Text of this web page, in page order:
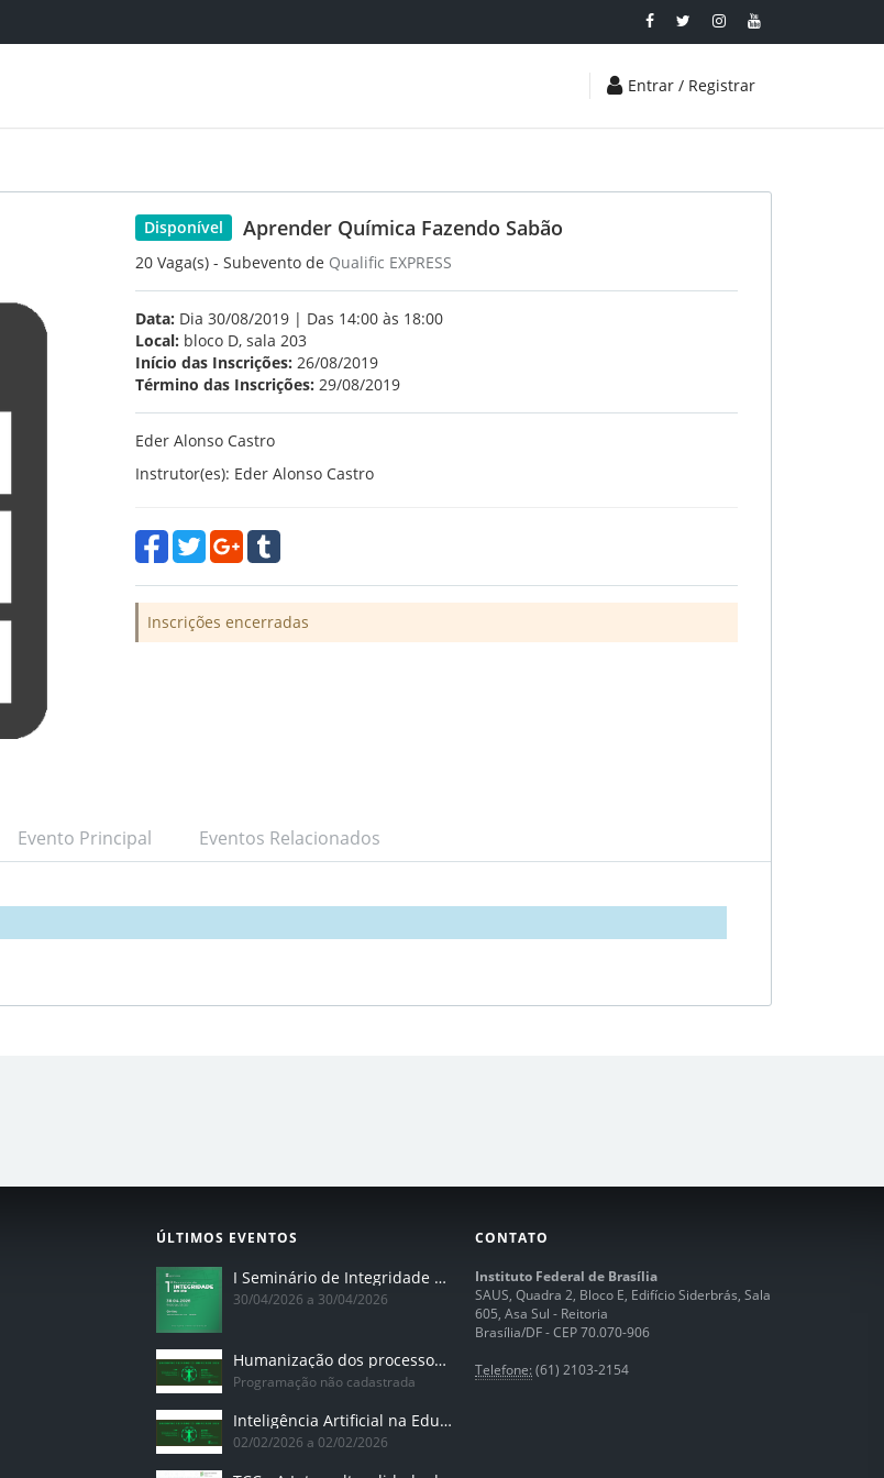
Entrar / Registrar
Disponível Aprender Química Fazendo Sabão
20 Vaga(s) - Subevento de Qualific EXPRESS
Data: Dia 30/08/2019 | Das 14:00 às 18:00
Local: bloco D, sala 203
Início das Inscrições: 26/08/2019
Término das Inscrições: 29/08/2019
Eder Alonso Castro
Instrutor(es): Eder Alonso Castro
Inscrições encerradas
Evento Principal Eventos Relacionados
ÚLTIMOS EVENTOS
I Seminário de Integridade do IFB
30/04/2026 a 30/04/2026
Humanização dos processos de trabalhos em tempos de IA
Programação não cadastrada
Inteligência Artificial na Educação Profissional e Tecnológica: potencialidades, desafios e desenvolvimento docente
02/02/2026 a 02/02/2026
CONTATO
Instituto Federal de Brasília
SAUS, Quadra 2, Bloco E, Edifício Siderbrás, Sala
605, Asa Sul - Reitoria
Brasília/DF - CEP 70.070-906
Telefone: (61) 2103-2154